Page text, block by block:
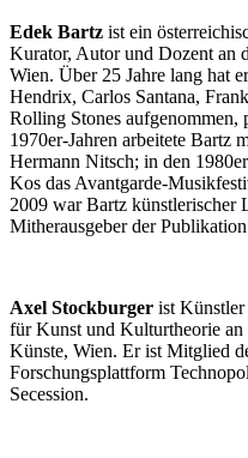
Edek Bartz ist ein
Kurator, Autor und Dozent an
Wien. Über 25 Jahre lang hat
Hendrix, Carlos Santana,
Rolling Stones aufgenommen,
1970er-Jahren arbeitete Bartz
Hermann Nitsch; in den
Kos das Avantgarde-
2009 war Bartz künstlerischer
Mitherausgeber der Publikation
Axel Stockburger ist Künstler
für Kunst und Kulturtheorie
Künste, Wien. Er ist Mitglied
Forschungsplattform
Secession.